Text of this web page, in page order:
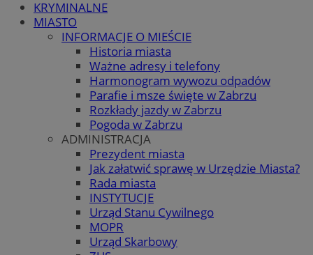
KRYMINALNE
MIASTO
INFORMACJE O MIEŚCIE
Historia miasta
Ważne adresy i telefony
Harmonogram wywozu odpadów
Parafie i msze święte w Zabrzu
Rozkłady jazdy w Zabrzu
Pogoda w Zabrzu
ADMINISTRACJA
Prezydent miasta
Jak załatwić sprawę w Urzędzie Miasta?
Rada miasta
INSTYTUCJE
Urząd Stanu Cywilnego
MOPR
Urząd Skarbowy